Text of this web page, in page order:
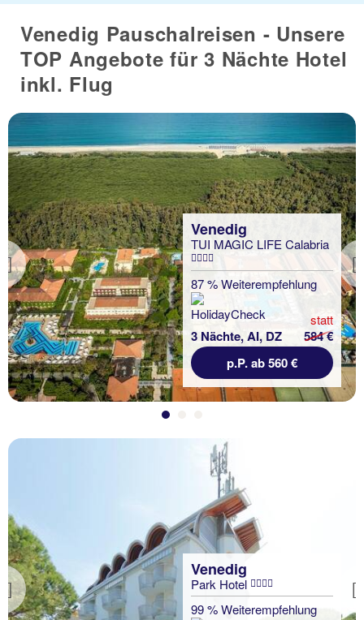
Venedig Pauschalreisen - Unsere
TOP Angebote für 3 Nächte Hotel
inkl. Flug
Previous
Venedig
TUI MAGIC LIFE Calabria
87 % Weiterempfehlung
3 Nächte, AI, DZ
statt
584 €
p.P. ab 560 €
Previous
Venedig
Park Hotel
99 % Weiterempfehlung